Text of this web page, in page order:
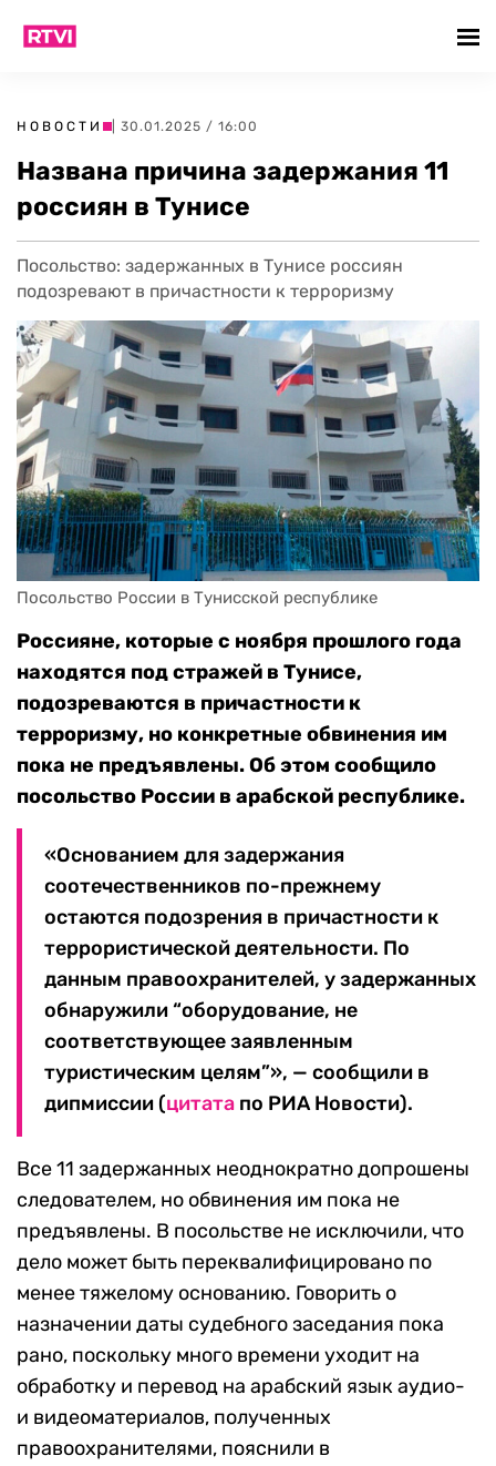
НОВОСТИ | 30.01.2025 / 16:00
Названа причина задержания 11
россиян в Тунисе
Посольство: задержанных в Тунисе россиян
подозревают в причастности к терроризму
Посольство России в Тунисской республике
Россияне, которые с ноября прошлого года
находятся под стражей в Тунисе,
подозреваются в причастности к
терроризму, но конкретные обвинения им
пока не предъявлены. Об этом сообщило
посольство России в арабской республике.
«Основанием для задержания
соотечественников по-прежнему
остаются подозрения в причастности к
террористической деятельности. По
данным правоохранителей, у задержанных
обнаружили “оборудование, не
соответствующее заявленным
туристическим целям”», — сообщили в
дипмиссии (цитата по РИА Новости).
Все 11 задержанных неоднократно допрошены
следователем, но обвинения им пока не
предъявлены. В посольстве не исключили, что
дело может быть переквалифицировано по
менее тяжелому основанию. Говорить о
назначении даты судебного заседания пока
рано, поскольку много времени уходит на
обработку и перевод на арабский язык аудио-
и видеоматериалов, полученных
правоохранителями, пояснили в